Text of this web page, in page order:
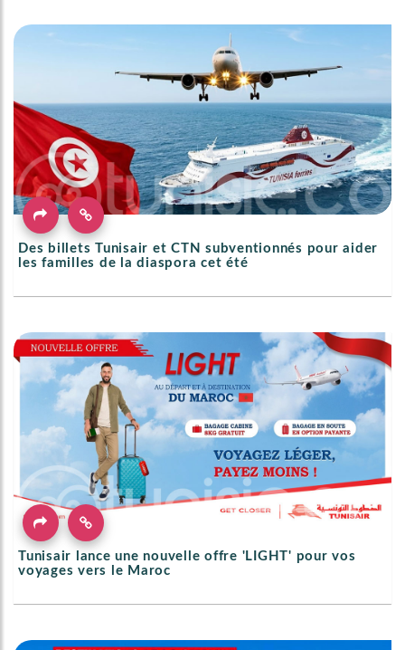
Des billets Tunisair et CTN subventionnés pour aider
les familles de la diaspora cet été
Tunisair lance une nouvelle offre 'LIGHT' pour vos
voyages vers le Maroc